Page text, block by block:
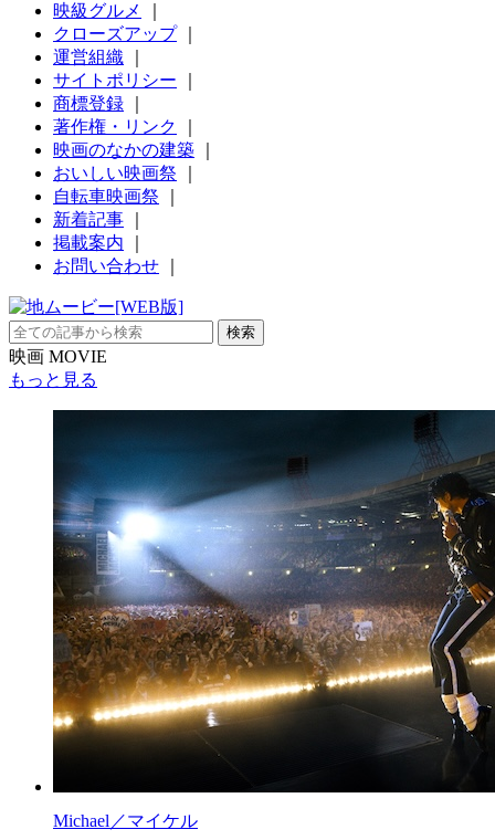
映級グルメ
クローズアップ｜
運営組織
サイトポリシー
商標登録
著作権・リンク
映画のなかの建築
おいしい映画祭
自転車映画祭
新着記事
掲載案内
お問い合わせ
映画 MOVIE
もっと見る
Michael／マイケル